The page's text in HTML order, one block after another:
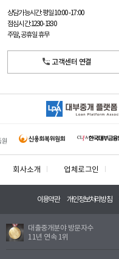
상담가능시간: 평일10:00 -17:00
점심시간: 12:30 - 13:30
주말, 공휴일 휴무
고객센터 연결
회사소개 업체로그인
이용약관 개인정보처리방침
대출중개분야 방문자수
11년 연속 1위